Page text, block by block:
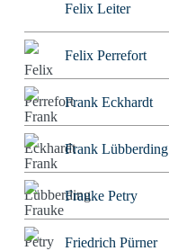
Felix Leiter
Felix Perrefort
Frank Eckhardt
Frank Lübberding
Frauke Petry
Friedrich Pürner